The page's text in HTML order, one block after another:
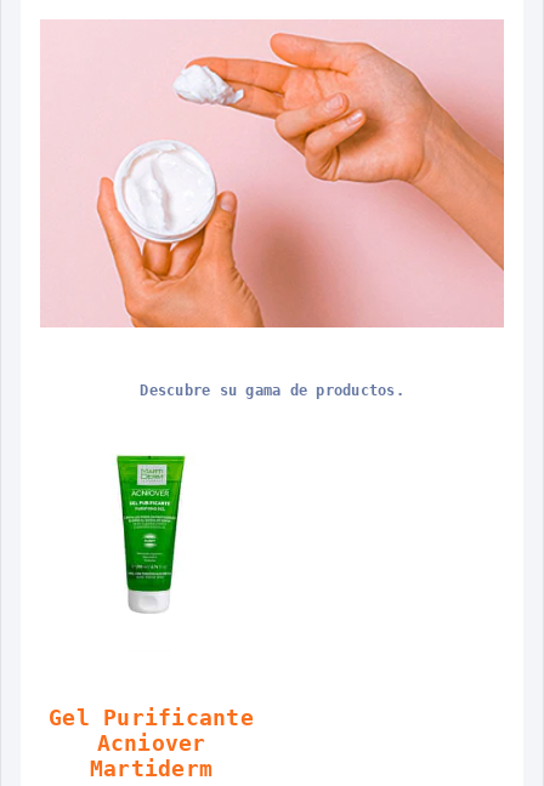
Descubre su gama de productos.
Gel Purificante
Acniover
Martiderm